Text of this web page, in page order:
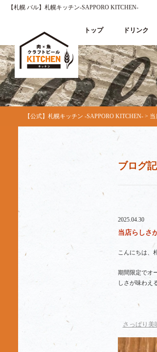
【札幌 バル】札幌キッチン‐SAPPORO KITCHEN‐
トップ ドリンク
【公式】札幌キッチン ‐SAPPORO KITCHEN‐ > 当
ブログ
2025.04.30
当店らしさ
こんにちは、
期間限定でオ
しさが味わえ
さっぱり美